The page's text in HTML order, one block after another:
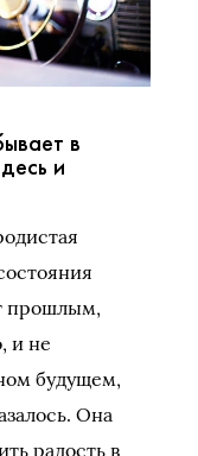
в
и
прошлым,
и не
будущем,
Она
радость в